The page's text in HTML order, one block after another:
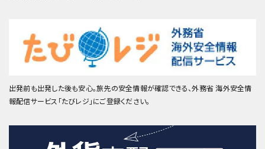
出発前も出発した後も安心。旅先の安全情報が確認できる、外務省 海外安全情
報配信サービス「たびレジ」にご登録ください。